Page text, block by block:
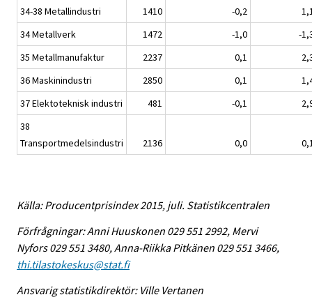
34-38 Metallindustri
1410 -0,2
34 Metallverk
1472 -1,0
-
35 Metallmanufaktur
2237 0,1
36 Maskinindustri
2850 0,1
37 Elektoteknisk industri
481 -0,1
38
Transportmedelsindustri
2136 0,0
Källa: Producentprisindex 2015, juli. Statistikcentralen
Förfrågningar: Anni Huuskonen 029 551 2992, Mervi
Nyfors 029 551 3480, Anna-Riikka Pitkänen 029 551 3466,
thi.tilastokeskus@stat.fi
Ansvarig statistikdirektör: Ville Vertanen